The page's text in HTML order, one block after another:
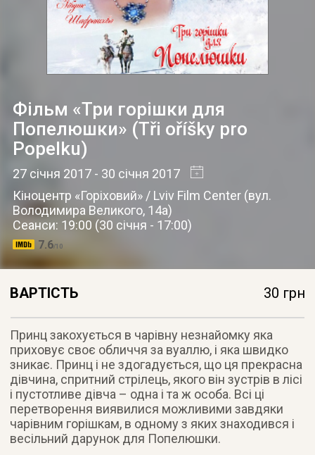
Фільм «Три горішки для
Попелюшки» (Tři oříšky pro
Popelku)
27 січня 2017- 30 січня 2017
Кіноцентр «Горіховий» / Lviv Film Center (вул.
Володимира Великого, 14а)
Сеанси: 19:00 (30 січня - 17:00)
7.6/10
ВАРТІСТЬ 30 грн
Принц закохується в чарівну незнайомку яка
приховує своє обличчя за вуаллю, і яка швидко
зникає. Принц і не здогадується, що ця прекрасна
дівчина, спритний стрілець, якого він зустрів в лісі
і пустотливе дівча – одна і та ж особа. Всі ці
перетворення виявилися можливими завдяки
чарівним горішкам, в одному з яких знаходився і
весільний дарунок для Попелюшки.